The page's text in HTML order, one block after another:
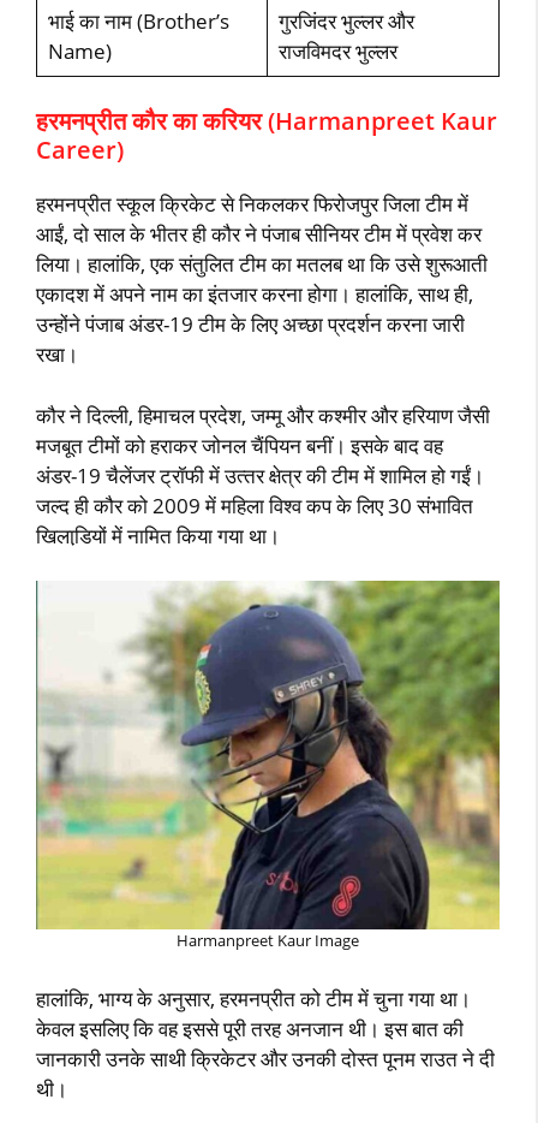
भाई का नाम (Brother’s
Name)
गुरजिंदर भुल्‍लर और
राजविमदर भुल्‍लर
हरमनप्रीत कौर का करियर (Harmanpreet Kaur
Career)
हरमनप्रीत स्‍कूल क्रिकेट से निकलकर फिरोजपुर जिला टीम में
आईं, दो साल के भीतर ही कौर ने पंजाब सीनियर टीम में प्रवेश कर
लिया। हालांकि, एक संतुलित टीम का मतलब था कि उसे शुरूआती
एकादश में अपने नाम का इंतजार करना होगा। हालांकि, साथ ही,
उन्‍होंने पंजाब अंडर-19 टीम के लिए अच्‍छा प्रदर्शन करना जारी
रखा।
कौर ने दिल्‍ली, हिमाचल प्रदेश, जम्‍मू और कश्‍मीर और हरियाण जैसी
मजबूत टीमों को हराकर जोनल चैंपियन बनीं। इसके बाद वह
अंडर-19 चैलेंजर ट्रॉफी में उत्‍तर क्षेत्र की टीम में शामिल हो गईं।
जल्‍द ही कौर को 2009 में महिला विश्‍व कप के लिए 30 संभावित
खिलाडि़यों में नामित किया गया था।
Harmanpreet Kaur Image
हालांकि, भाग्‍य के अनुसार, हरमनप्रीत को टीम में चुना गया था।
केवल इसलिए कि वह इससे पूरी तरह अनजान थी। इस बात की
जानकारी उनके साथी क्रिकेटर और उनकी दोस्‍त पूनम राउत ने दी
थी।